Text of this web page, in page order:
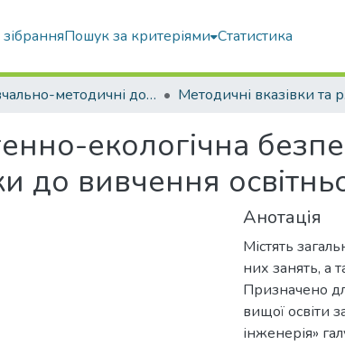
Пошук за критеріями Статистика
Навчально-методичні документи
екологічна
до вивчення
Анотація
Містять
них занять, а
Призначено
вищої освіти
інженерія»